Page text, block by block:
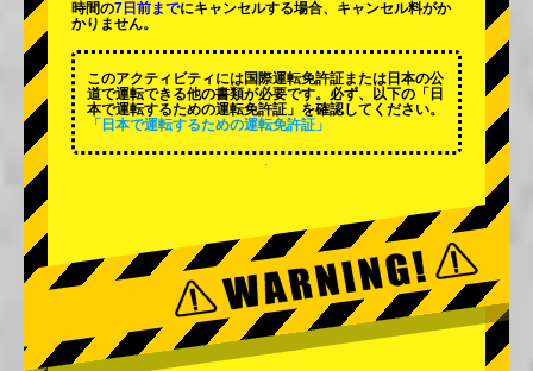
時間の7日前までにキャンセルする場合、キャンセル料がか
かりません。
このアクティビティには国際運転免許証または日本の公
道で運転できる他の書類が必要です。必ず、以下の「日
本で運転するための運転免許証」を確認してください。
「日本で運転するための運転免許証」